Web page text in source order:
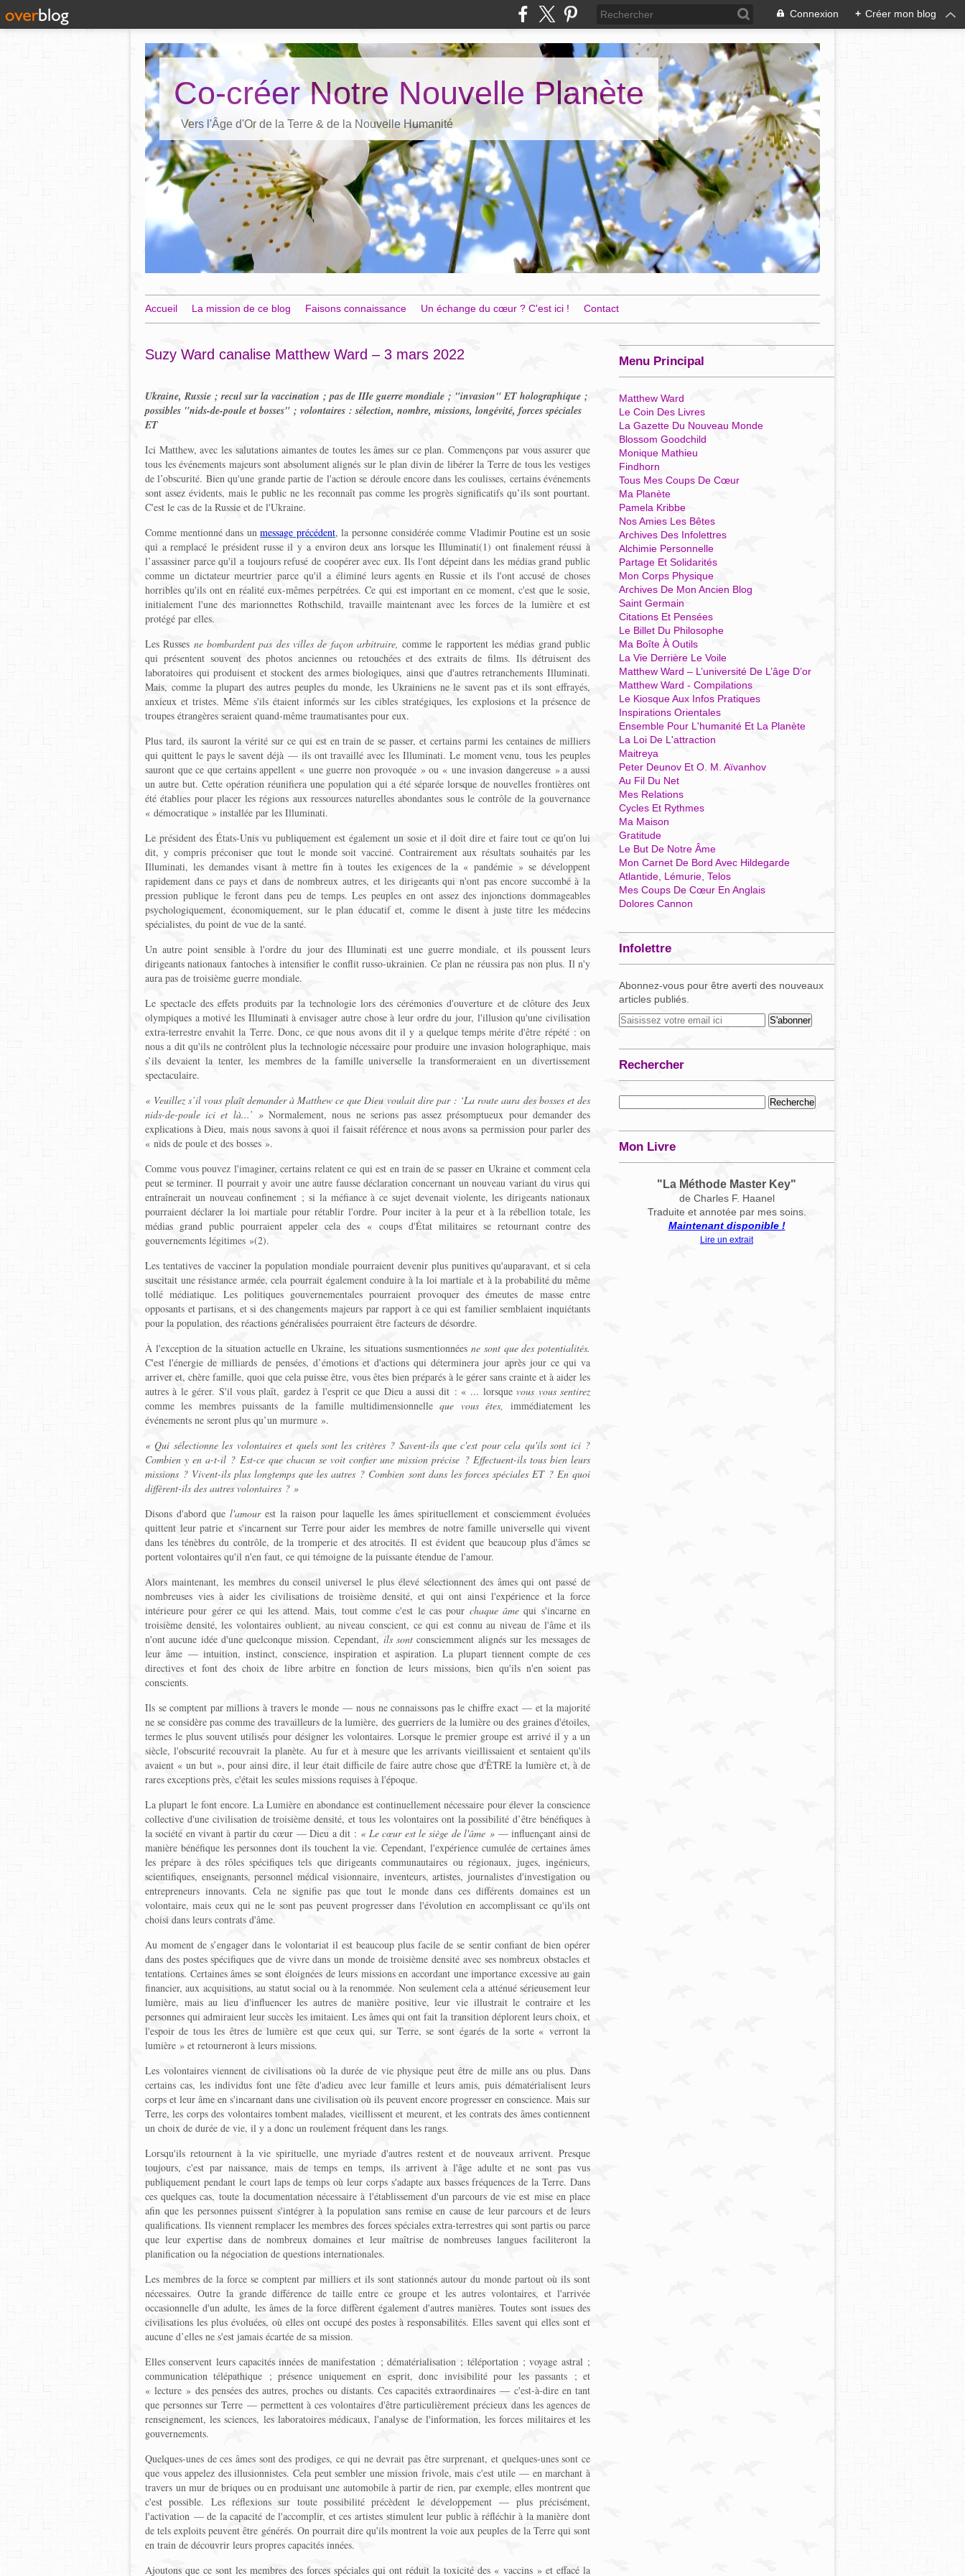
Connexion + Créer mon blog
Co-créer Notre Nouvelle Planète
Vers l'Âge d'Or de la Terre & de la Nouvelle Humanité
Accueil La mission de ce blog Faisons connaissance Un échange du cœur ? C'est ici ! Contact
Suzy Ward canalise Matthew Ward – 3 mars 2022
Ukraine, Russie ; recul sur la vaccination ; pas de IIIe guerre mondiale ; "invasion" ET holographique ;
possibles "nids-de-poule et bosses" ; volontaires : sélection, nombre, missions, longévité, forces spéciales
ET
Ici Matthew, avec les salutations aimantes de toutes les âmes sur ce plan. Commençons par vous assurer que
tous les événements majeurs sont absolument alignés sur le plan divin de libérer la Terre de tous les vestiges
de l’obscurité. Bien qu'une grande partie de l'action se déroule encore dans les coulisses, certains événements
sont assez évidents, mais le public ne les reconnaît pas comme les progrès significatifs qu’ils sont pourtant.
C'est le cas de la Russie et de l'Ukraine.
Comme mentionné dans unmessage précédent, la personne considérée comme Vladimir Poutine est un sosie
qui a remplacé le président russe il y a environ deux ans lorsque les Illuminati(1) ont finalement réussi à
l’assassiner parce qu'il a toujours refusé de coopérer avec eux. Ils l'ont dépeint dans les médias grand public
comme un dictateur meurtrier parce qu'il a éliminé leurs agents en Russie et ils l'ont accusé de choses
horribles qu'ils ont en réalité eux-mêmes perpétrées. Ce qui est important en ce moment, c'est que le sosie,
initialement l'une des marionnettes Rothschild, travaille maintenant avec les forces de la lumière et est
protégé par elles.
Les Russes ne bombardent pas des villes de façon arbitraire, comme le rapportent les médias grand public
qui présentent souvent des photos anciennes ou retouchées et des extraits de films. Ils détruisent des
laboratoires qui produisent et stockent des armes biologiques, ainsi que d'autres retranchements Illuminati.
Mais, comme la plupart des autres peuples du monde, les Ukrainiens ne le savent pas et ils sont effrayés,
anxieux et tristes. Même s'ils étaient informés sur les cibles stratégiques, les explosions et la présence de
troupes étrangères seraient quand-même traumatisantes pour eux.
Plus tard, ils sauront la vérité sur ce qui est en train de se passer, et certains parmi les centaines de milliers
qui quittent le pays le savent déjà — ils ont travaillé avec les Illuminati. Le moment venu, tous les peuples
sauront que ce que certains appellent « une guerre non provoquée » ou « une invasion dangereuse » a aussi
un autre but. Cette opération réunifiera une population qui a été séparée lorsque de nouvelles frontières ont
été établies pour placer les régions aux ressources naturelles abondantes sous le contrôle de la gouvernance
« démocratique » installée par les Illuminati.
Le président des États-Unis vu publiquement est également un sosie et il doit dire et faire tout ce qu'on lui
dit, y compris préconiser que tout le monde soit vacciné. Contrairement aux résultats souhaités par les
Illuminati, les demandes visant à mettre fin à toutes les exigences de la « pandémie » se développent
rapidement dans ce pays et dans de nombreux autres, et les dirigeants qui n'ont pas encore succombé à la
pression publique le feront dans peu de temps. Les peuples en ont assez des injonctions dommageables
psychologiquement, économiquement, sur le plan éducatif et, comme le disent à juste titre les médecins
spécialistes, du point de vue de la santé.
Un autre point sensible à l'ordre du jour des Illuminati est une guerre mondiale, et ils poussent leurs
dirigeants nationaux fantoches à intensifier le conflit russo-ukrainien. Ce plan ne réussira pas non plus. Il n'y
aura pas de troisième guerre mondiale.
Le spectacle des effets produits par la technologie lors des cérémonies d'ouverture et de clôture des Jeux
olympiques a motivé les Illuminati à envisager autre chose à leur ordre du jour, l'illusion qu'une civilisation
extra-terrestre envahit la Terre. Donc, ce que nous avons dit il y a quelque temps mérite d'être répété : on
nous a dit qu'ils ne contrôlent plus la technologie nécessaire pour produire une invasion holographique, mais
s’ils devaient la tenter, les membres de la famille universelle la transformeraient en un divertissement
spectaculaire.
« Veuillez s’il vous plaît demander à Matthew ce que Dieu voulait dire par : ‘La route aura des bosses et des
nids-de-poule ici et là...’ »Normalement, nous ne serions pas assez présomptueux pour demander des
explications à Dieu, mais nous savons à quoi il faisait référence et nous avons sa permission pour parler des
« nids de poule et des bosses ».
Comme vous pouvez l'imaginer, certains relatent ce qui est en train de se passer en Ukraine et comment cela
peut se terminer. Il pourrait y avoir une autre fausse déclaration concernant un nouveau variant du virus qui
entraînerait un nouveau confinement ; si la méfiance à ce sujet devenait violente, les dirigeants nationaux
pourraient déclarer la loi martiale pour rétablir l'ordre. Pour inciter à la peur et à la rébellion totale, les
médias grand public pourraient appeler cela des « coups d'État militaires se retournant contre des
gouvernements légitimes »(2).
Les tentatives de vacciner la population mondiale pourraient devenir plus punitives qu'auparavant, et si cela
suscitait une résistance armée, cela pourrait également conduire à la loi martiale et à la probabilité du même
tollé médiatique. Les politiques gouvernementales pourraient provoquer des émeutes de masse entre
opposants et partisans, et si des changements majeurs par rapport à ce qui est familier semblaient inquiétants
pour la population, des réactions généralisées pourraient être facteurs de désordre.
À l'exception de la situation actuelle en Ukraine, les situations susmentionnéesne sont que des potentialités.
C'est l'énergie de milliards de pensées, d’émotions et d'actions qui déterminera jour après jour ce qui va
arriver et, chère famille, quoi que cela puisse être, vous êtes bien préparés à le gérer sans crainte et à aider les
autres à le gérer. S'il vous plaît, gardez à l'esprit ce que Dieu a aussi dit : « ... lorsquevous vous sentirez
comme les membres puissants de la famille multidimensionnelleque vous êtes,
immédiatement les
événements ne seront plus qu’un murmure ».
« Qui sélectionne les volontaires et quels sont les critères ? Savent-ils que c'est pour cela qu'ils sont ici ?
Combien y en a-t-il ? Est-ce que chacun se voit confier une mission précise ? Effectuent-ils tous bien leurs
missions ? Vivent-ils plus longtemps que les autres ? Combien sont dans les forces spéciales ET ? En quoi
diffèrent-ils des autres volontaires ? »
Disons d'abord que l'amourest la raison pour laquelle les âmes spirituellement et consciemment évoluées
quittent leur patrie et s'incarnent sur Terre pour aider les membres de notre famille universelle qui vivent
dans les ténèbres du contrôle, de la tromperie et des atrocités. Il est évident que beaucoup plus d'âmes se
portent volontaires qu'il n'en faut, ce qui témoigne de la puissante étendue de l'amour.
Alors maintenant, les membres du conseil universel le plus élevé sélectionnent des âmes qui ont passé de
nombreuses vies à aider les civilisations de troisième densité, et qui ont ainsi l'expérience et la force
intérieure pour gérer ce qui les attend. Mais, tout comme c'est le cas pour chaque âme qui s'incarne en
troisième densité, les volontaires oublient, au niveau conscient, ce qui est connu au niveau de l'âme et ils
n'ont aucune idée d'une quelconque mission. Cependant, ils sontconsciemment alignés sur les messages de
leur âme — intuition, instinct, conscience, inspiration et aspiration. La plupart tiennent compte de ces
directives et font des choix de libre arbitre en fonction de leurs missions, bien qu'ils n'en soient pas
conscients.
Ils se comptent par millions à travers le monde — nous ne connaissons pas le chiffre exact — et la majorité
ne se considère pas comme des travailleurs de la lumière, des guerriers de la lumière ou des graines d'étoiles,
termes le plus souvent utilisés pour désigner les volontaires. Lorsque le premier groupe est arrivé il y a un
siècle, l'obscurité recouvrait la planète. Au fur et à mesure que les arrivants vieillissaient et sentaient qu'ils
avaient « un but », pour ainsi dire, il leur était difficile de faire autre chose que d'ÊTRE la lumière et, à de
rares exceptions près, c'était les seules missions requises à l'époque.
La plupart le font encore. La Lumière en abondance est continuellement nécessaire pour élever la conscience
collective d'une civilisation de troisième densité, et tous les volontaires ont la possibilité d’être bénéfiques à
la société en vivant à partir du cœur — Dieu a dit : « Le cœur est le siège de l'âme »— influençant ainsi de
manière bénéfique les personnes dont ils touchent la vie. Cependant, l'expérience cumulée de certaines âmes
les prépare à des rôles spécifiques tels que dirigeants communautaires ou régionaux, juges, ingénieurs,
scientifiques, enseignants, personnel médical visionnaire, inventeurs, artistes, journalistes d'investigation ou
entrepreneurs innovants. Cela ne signifie pas que tout le monde dans ces différents domaines est un
volontaire, mais ceux qui ne le sont pas peuvent progresser dans l'évolution en accomplissant ce qu'ils ont
choisi dans leurs contrats d'âme.
Au moment de s’engager dans le volontariat il est beaucoup plus facile de se sentir confiant de bien opérer
dans des postes spécifiques que de vivre dans un monde de troisième densité avec ses nombreux obstacles et
tentations. Certaines âmes se sont éloignées de leurs missions en accordant une importance excessive au gain
financier, aux acquisitions, au statut social ou à la renommée. Non seulement cela a atténué sérieusement leur
lumière, mais au lieu d'influencer les autres de manière positive, leur vie illustrait le contraire et les
personnes qui admiraient leur succès les imitaient. Les âmes qui ont fait la transition déplorent leurs choix, et
l'espoir de tous les êtres de lumière est que ceux qui, sur Terre, se sont égarés de la sorte « verront la
lumière » et retourneront à leurs missions.
Les volontaires viennent de civilisations où la durée de vie physique peut être de mille ans ou plus. Dans
certains cas, les individus font une fête d'adieu avec leur famille et leurs amis, puis dématérialisent leurs
corps et leur âme en s'incarnant dans une civilisation où ils peuvent encore progresser en conscience. Mais sur
Terre, les corps des volontaires tombent malades, vieillissent et meurent, et les contrats des âmes contiennent
un choix de durée de vie, il y a donc un roulement fréquent dans les rangs.
Lorsqu'ils retournent à la vie spirituelle, une myriade d'autres restent et de nouveaux arrivent. Presque
toujours, c'est par naissance, mais de temps en temps, ils arrivent à l'âge adulte et ne sont pas vus
publiquement pendant le court laps de temps où leur corps s'adapte aux basses fréquences de la Terre. Dans
ces quelques cas, toute la documentation nécessaire à l'établissement d'un parcours de vie est mise en place
afin que les personnes puissent s'intégrer à la population sans remise en cause de leur parcours et de leurs
qualifications. Ils viennent remplacer les membres des forces spéciales extra-terrestres qui sont partis ou parce
que leur expertise dans de nombreux domaines et leur maîtrise de nombreuses langues faciliteront la
planification ou la négociation de questions internationales.
Les membres de la force se comptent par milliers et ils sont stationnés autour du monde partout où ils sont
nécessaires. Outre la grande différence de taille entre ce groupe et les autres volontaires, et l'arrivée
occasionnelle d'un adulte, les âmes de la force diffèrent également d'autres manières. Toutes sont issues des
civilisations les plus évoluées, où elles ont occupé des postes à responsabilités. Elles savent qui elles sont et
aucune d’elles ne s'est jamais écartée de sa mission.
Elles conservent leurs capacités innées de manifestation ; dématérialisation ; téléportation ; voyage astral ;
communication télépathique ; présence uniquement en esprit, donc invisibilité pour les passants ; et
« lecture » des pensées des autres, proches ou distants. Ces capacités extraordinaires — c'est-à-dire en tant
que personnes sur Terre — permettent à ces volontaires d'être particulièrement précieux dans les agences de
renseignement, les sciences, les laboratoires médicaux, l'analyse de l'information, les forces militaires et les
gouvernements.
Quelques-unes de ces âmes sont des prodiges, ce qui ne devrait pas être surprenant, et quelques-unes sont ce
que vous appelez des illusionnistes. Cela peut sembler une mission frivole, mais c'est utile — en marchant à
travers un mur de briques ou en produisant une automobile à partir de rien, par exemple, elles montrent que
c'est possible. Les réflexions sur toute possibilité précèdent le développement — plus précisément,
l'activation — de la capacité de l'accomplir, et ces artistes stimulent leur public à réfléchir à la manière dont
de tels exploits peuvent être générés. On pourrait dire qu'ils montrent la voie aux peuples de la Terre qui sont
en train de découvrir leurs propres capacités innées.
Ajoutons que ce sont les membres des forces spéciales qui ont réduit la toxicité des « vaccins » et effacé la
Menu Principal
Matthew Ward
Le Coin Des Livres
La Gazette Du Nouveau Monde
Blossom Goodchild
Monique Mathieu
Findhorn
Tous Mes Coups De Cœur
Ma Planète
Pamela Kribbe
Nos Amies Les Bêtes
Archives Des Infolettres
Alchimie Personnelle
Partage Et Solidarités
Mon Corps Physique
Archives De Mon Ancien Blog
Saint Germain
Citations Et Pensées
Le Billet Du Philosophe
Ma Boîte À Outils
La Vie Derrière Le Voile
Matthew Ward – L’université De L’âge D’or
Matthew Ward - Compilations
Le Kiosque Aux Infos Pratiques
Inspirations Orientales
Ensemble Pour L'humanité Et La Planète
La Loi De L'attraction
Maitreya
Peter Deunov Et O. M. Aïvanhov
Au Fil Du Net
Mes Relations
Cycles Et Rythmes
Ma Maison
Gratitude
Le But De Notre Âme
Mon Carnet De Bord Avec Hildegarde
Atlantide, Lémurie, Telos
Mes Coups De Cœur En Anglais
Dolores Cannon
Infolettre
Abonnez-vous pour être averti des nouveaux
articles publiés.
Rechercher
Mon Livre
"La Méthode Master Key"
de Charles F. Haanel
Traduite et annotée par mes soins.
Maintenant disponible !
Lire un extrait